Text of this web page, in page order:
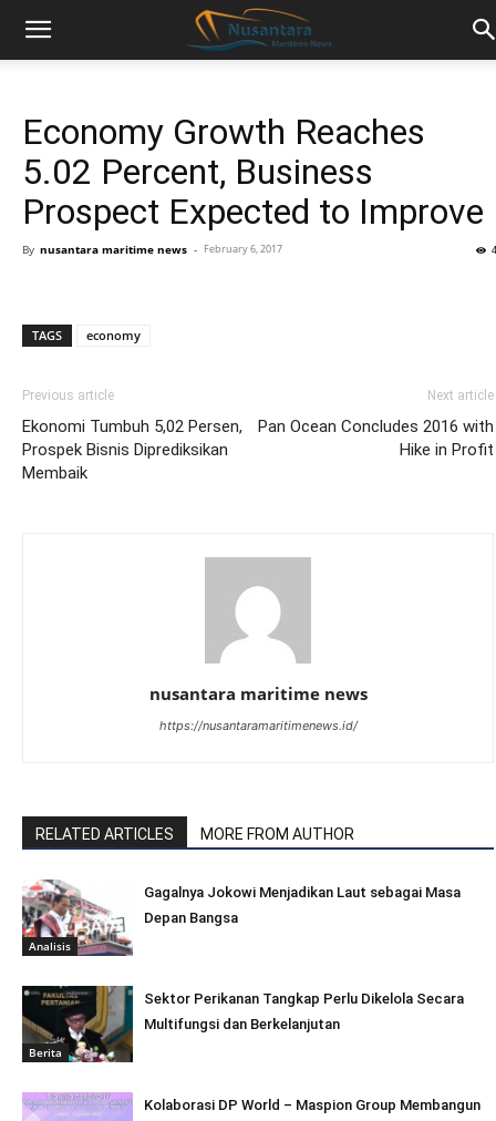
Economy Growth Reaches
5.02 Percent, Business
Prospect Expected to Improve
By nusantara maritime news - February 6, 2017
TAGS economy
Previous article
Ekonomi Tumbuh 5,02 Persen,
Prospek Bisnis Diprediksikan
Membaik
Next article
Pan Ocean Concludes 2016 with
Hike in Profit
nusantara maritime news
https://nusantaramaritimenews.id/
RELATED ARTICLES MORE FROM AUTHOR
Analisis
Gagalnya Jokowi Menjadikan Laut sebagai Masa
Depan Bangsa
Berita
Sektor Perikanan Tangkap Perlu Dikelola Secara
Multifungsi dan Berkelanjutan
Kolaborasi DP World – Maspion Group Membangun